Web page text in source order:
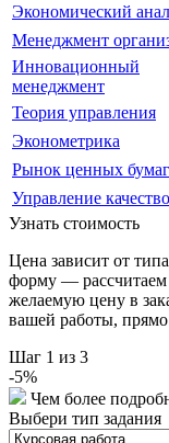
Экономический
Менеджмент
Инновационный
менеджмент
Теория управления
Эконометрика
Рынок ценных бумаг
Управление
Узнать стоимость
Цена зависит от
форму — рассчитаем
желаемую цену в
вашей работы, прямо
Шаг 1 из 3
-5%
Чем более
Выбери тип задания